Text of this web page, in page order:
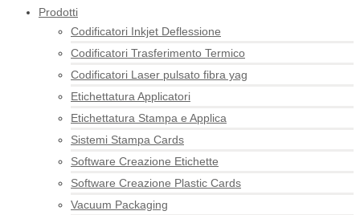
Prodotti
Codificatori Inkjet Deflessione
Codificatori Trasferimento Termico
Codificatori Laser pulsato fibra yag
Etichettatura Applicatori
Etichettatura Stampa e Applica
Sistemi Stampa Cards
Software Creazione Etichette
Software Creazione Plastic Cards
Vacuum Packaging